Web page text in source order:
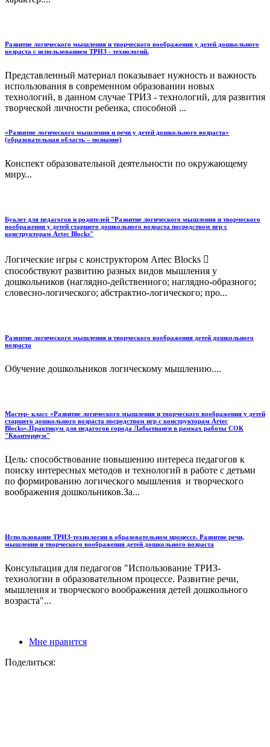
Развитие логического мышления и творческого воображения у детей дошкольного
возраста с использованием ТРИЗ - технологий.
Представленный материал показывает нужность и важность
использования в современном образовании новых
технологий, в данном случае ТРИЗ - технологий, для развития
творческой личности ребенка, способной ...
«Развитие логического мышления и речи у детей дошкольного возраста»
(образовательная область – познание)
Конспект образовательной деятельности по окружающему
миру...
Буклет для педагогов и родителей "Развитие логического мышления и творческого
воображения у детей старшего дошкольного возраста посредством игр с
конструкторам Artec Blocks"
Логические игры с конструктором Artec Blocks 
способствуют развитию разных видов мышления у
дошкольников (наглядно-действенного; наглядно-образного;
словесно-логического; абстрактно-логического; про...
Развитие логического мышления и творческого воображения детей дошкольного
возраста
Обучение дошкольников логическому мышлению....
Мастер- класс «Развитие логического мышления и творческого воображения у детей
старшего дошкольного возраста посредством игр с конструкторам Artec
Blocks».Практикум для педагогов города Лабытнанги в рамках работы СОК
"Кванториум"
Цель: способствование повышению интереса педагогов к
поиску интересных методов и технологий в работе с детьми
по формированию логического мышления и творческого
воображения дошкольников.За...
Использование ТРИЗ-технологии в образовательном процессе. Развитие речи,
мышления и творческого воображения детей дошкольного возраста
Консультация для педагогов "Использование ТРИЗ-
технологии в образовательном процессе. Развитие речи,
мышления и творческого воображения детей дошкольного
возраста"...
Мне нравится
Поделиться: